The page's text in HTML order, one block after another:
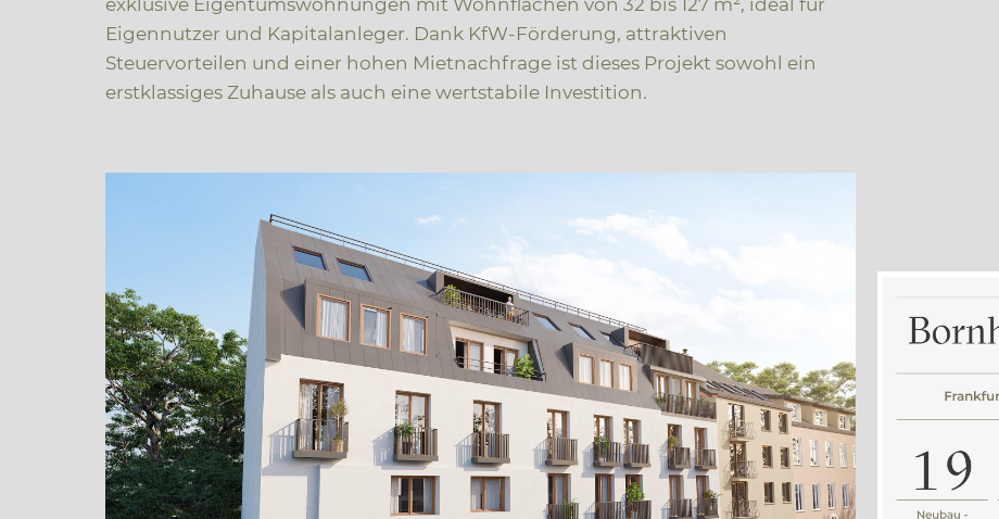
Eigennutzer und Kapitalanleger. Dank KfW-Förderung, attraktiven
Steuervorteilen und einer hohen Mietnachfrage ist dieses Projekt sowohl ein
erstklassiges Zuhause als auch eine wertstabile Investition.